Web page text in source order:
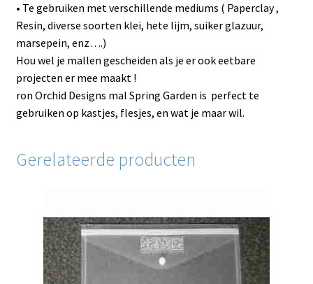
• Te gebruiken met verschillende mediums ( Paperclay ,
Resin, diverse soorten klei, hete lijm, suiker glazuur,
marsepein, enz….)
Hou wel je mallen gescheiden als je er ook eetbare
projecten er mee maakt !
ron Orchid Designs mal Spring Garden is perfect te
gebruiken op kastjes, flesjes, en wat je maar wil.
Gerelateerde producten